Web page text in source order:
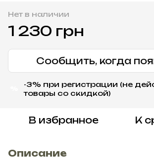
Нет в наличии
1 230 грн
Сообщить, когда
-3% при регистрации (не
товары со скидкой)
В избранное К
Описание